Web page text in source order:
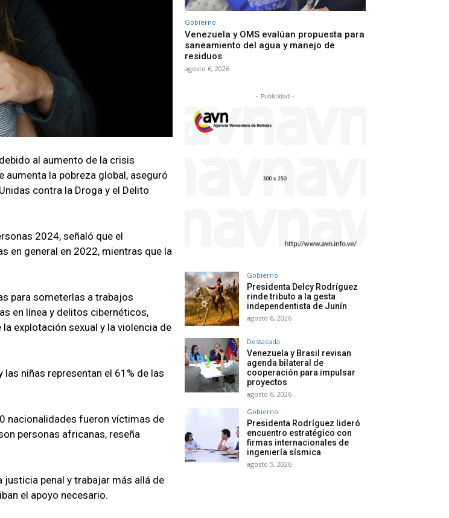
al aumento de la crisis
la pobreza global, aseguró
contra la Droga y el Delito
2024, señaló que el
en general en 2022, mientras que la
para someterlas a trabajos
en línea y delitos cibernéticos,
explotación sexual y la violencia de
niñas representan el 61% de las
nacionalidades fueron víctimas de
personas africanas, reseña
justicia penal y trabajar más allá de
el apoyo necesario.
Gobierno
Venezuela y OMS evalúan propuesta para
saneamiento del agua y manejo de
residuos
agosto 6, 2026
- Publicidad -
Gobierno
Presidenta Delcy Rodríguez
rinde tributo a la gesta
independentista de Junín
agosto 6, 2026
Destacada
Venezuela y Brasil revisan
agenda bilateral de
cooperación para impulsar
proyectos
agosto 6, 2026
Gobierno
Presidenta Rodríguez lideró
encuentro estratégico con
firmas internacionales de
ingeniería sísmica
agosto 5, 2026